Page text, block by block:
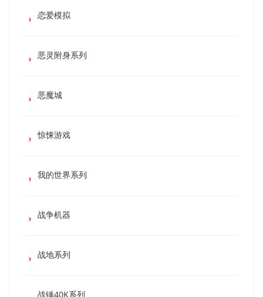
恋爱模拟
恶灵附身系列
恶魔城
惊悚游戏
我的世界系列
战争机器
战地系列
战锤40K系列